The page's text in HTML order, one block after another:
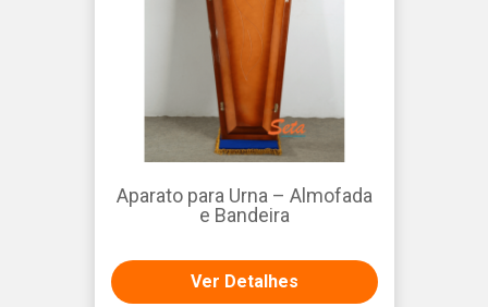
Aparato para Urna – Almofada
e Bandeira
Ver Detalhes